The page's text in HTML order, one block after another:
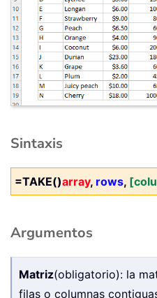
Sintaxis
=TAKE()array, rows,
Argumentos
Matriz(obligatorio): la
filas o columnas